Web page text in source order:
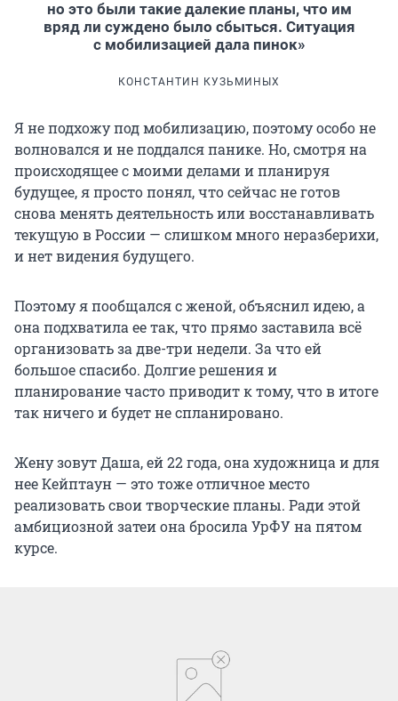
но это были такие далекие планы, что им
вряд ли суждено было сбыться. Ситуация
с мобилизацией дала пинок»
КОНСТАНТИН КУЗЬМИНЫХ
Я не подхожу под мобилизацию, поэтому особо не
волновался и не поддался панике. Но, смотря на
происходящее с моими делами и планируя
будущее, я просто понял, что сейчас не готов
снова менять деятельность или восстанавливать
текущую в России — слишком много неразберихи,
и нет видения будущего.
Поэтому я пообщался с женой, объяснил идею, а
она подхватила ее так, что прямо заставила всё
организовать за две-три недели. За что ей
большое спасибо. Долгие решения и
планирование часто приводит к тому, что в итоге
так ничего и будет не спланировано.
Жену зовут Даша, ей 22 года, она художница и для
нее Кейптаун — это тоже отличное место
реализовать свои творческие планы. Ради этой
амбициозной затеи она бросила УрФУ на пятом
курсе.